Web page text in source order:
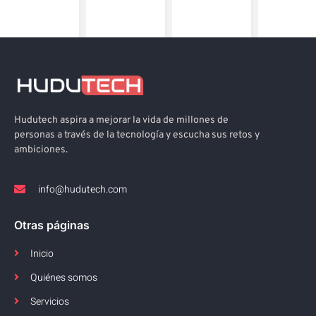
Hudutech aspira a mejorar la vida de millones de
personas a través de la tecnología y escucha sus retos y
ambiciones.
info@hudutech.com
Otras páginas
Inicio
Quiénes somos
Servicios